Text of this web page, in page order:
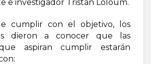
e investigador Tristan Loloum.
cumplir con el objetivo, los
dieron a conocer que las
aspiran cumplir estarán